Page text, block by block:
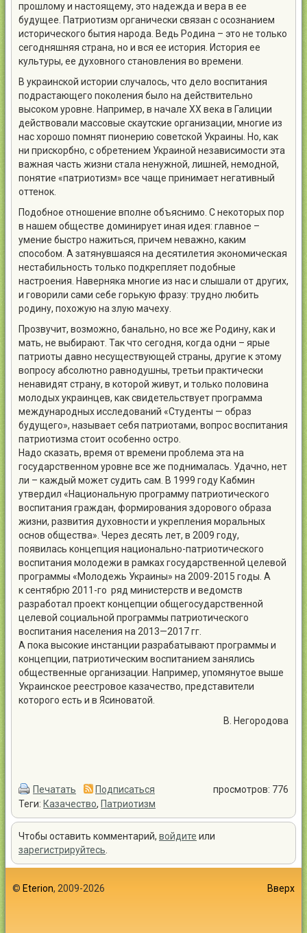
прошлому и настоящему, это надежда и вера в ее
будущее. Патриотизм органически связан с осознанием
исторического бытия народа. Ведь Родина – это не только
сегодняшняя страна, но и вся ее история. История ее
культуры, ее духовного становления во времени.
В украинской истории случалось, что дело воспитания
подрастающего поколения было на действительно
высоком уровне. Например, в начале ХХ века в Галиции
действовали массовые скаутские организации, многие из
нас хорошо помнят пионерию советской Украины. Но, как
ни прискорбно, с обретением Украиной независимости эта
важная часть жизни стала ненужной, лишней, немодной,
понятие «патриотизм» все чаще принимает негативный
оттенок.
Подобное отношение вполне объяснимо. С некоторых пор
в нашем обществе доминирует иная идея: главное –
умение быстро нажиться, причем неважно, каким
способом. А затянувшаяся на десятилетия экономическая
нестабильность только подкрепляет подобные
настроения. Наверняка многие из нас и слышали от других,
и говорили сами себе горькую фразу: трудно любить
родину, похожую на злую мачеху.
Прозвучит, возможно, банально, но все же Родину, как и
мать, не выбирают. Так что сегодня, когда одни – ярые
патриоты давно несуществующей страны, другие к этому
вопросу абсолютно равнодушны, третьи практически
ненавидят страну, в которой живут, и только половина
молодых украинцев, как свидетельствует программа
международных исследований «Студенты — образ
будущего», называет себя патриотами, вопрос воспитания
патриотизма стоит особенно остро.
Надо сказать, время от времени проблема эта на
государственном уровне все же поднималась. Удачно, нет
ли – каждый может судить сам. В 1999 году Кабмин
утвердил «Национальную программу патриотического
воспитания граждан, формирования здорового образа
жизни, развития духовности и укрепления моральных
основ общества». Через десять лет, в 2009 году,
появилась концепция национально-патриотического
воспитания молодежи в рамках государственной целевой
программы «Молодежь Украины» на 2009-2015 годы. А
к сентябрю 2011-го ряд министерств и ведомств
разработал проект концепции общегосударственной
целевой социальной программы патриотического
воспитания населения на 2013—2017 гг.
А пока высокие инстанции разрабатывают программы и
концепции, патриотическим воспитанием занялись
общественные организации. Например, упомянутое выше
Украинское реестровое казачество, представители
которого есть и в Ясиноватой.
В. Негородова
Печатать Подписаться
просмотров: 776
Теги: Казачество, Патриотизм
Чтобы оставить комментарий, войдите или
зарегистрируйтесь.
© Eterion, 2009-2026 Вверх